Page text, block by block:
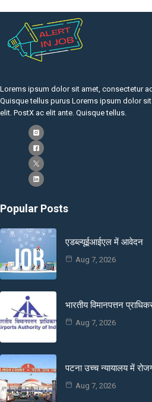
Lorems ipsum dolor sit amet, consectetur
Quisque tellus purus Lorems ipsum dolor
elit. PostX ac elit ante. Quisque tellus.
Popular Posts
एडब्ल्यूईआईएल में आवेदन
Aug 7, 2026
भारतीय विमानपत्तन
Aug 7, 2026
पटना उच्च न्यायालय में
Aug 7, 2026